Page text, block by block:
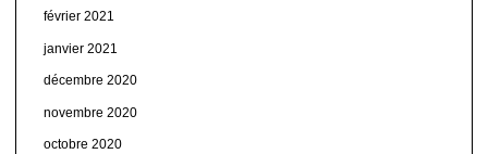
février 2021
janvier 2021
décembre 2020
novembre 2020
octobre 2020